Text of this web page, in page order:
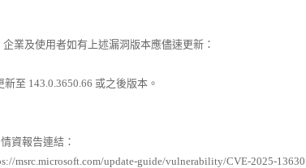
及使用者如有上述漏洞版本應儘速更新：
新至 143.0.3650.66 或之後版本。
報告連結：
msrc.microsoft.com/update-guide/vulnerability/CVE-2025-13630